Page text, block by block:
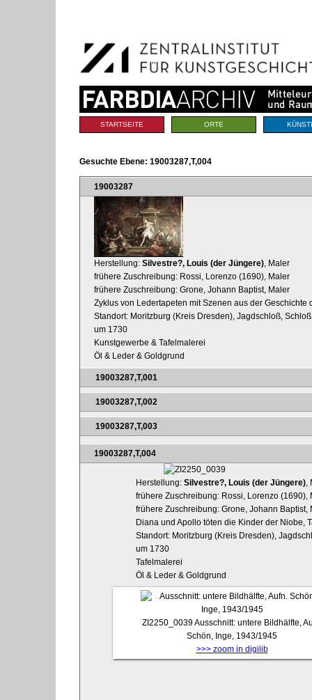
Navigation
Sektionen
STARTSEITE ORTE
Gesuchte Ebene: 19003287,T,004
19003287
Herstellung: Silvestre?, Louis (der Jüngere) , Maler
frühere Zuschreibung: Rossi, Lorenzo (1690), Maler
frühere Zuschreibung: Grone, Johann Baptist, Maler
Zyklus von Ledertapeten mit Szenen aus der Geschichte
Standort: Moritzburg (Kreis Dresden), Jagdschloß,
um 1730
Kunstgewerbe & Tafelmalerei
Öl & Leder & Goldgrund
19003287,T,001
19003287,T,002
19003287,T,003
19003287,T,004
Herstellung: Silvestre?, Louis (der Jüngere),
frühere Zuschreibung: Rossi, Lorenzo (1690),
frühere Zuschreibung: Grone, Johann Baptist,
Diana und Apollo töten die Kinder der Niobe,
Standort: Moritzburg (Kreis Dresden),
um 1730
Tafelmalerei
Öl & Leder & Goldgrund
ZI2250_0039Ausschnitt: untere Bildhälfte,
Schön, Inge, 1943/1945
>>> zoom in digilib